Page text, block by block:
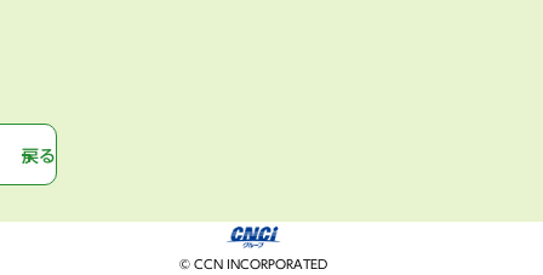
戻る
© CCN INCORPORATED